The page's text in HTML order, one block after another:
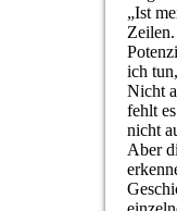
„Ist
ich
Nicht
fehlt
nicht
Aber